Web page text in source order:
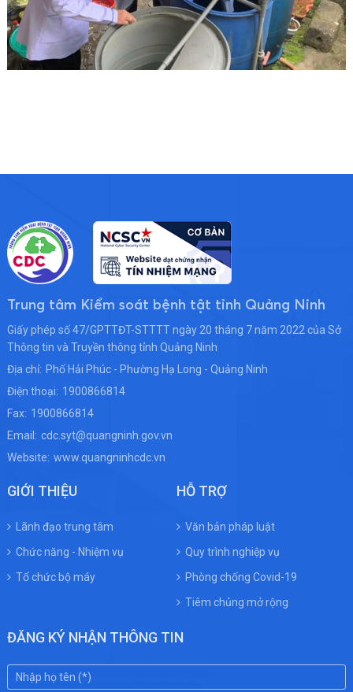
Trung tâm Kiểm soát bệnh tật tỉnh Quảng Ninh
Giấy phép số 47/GPTTĐT-STTTT ngày 20 tháng 7 năm 2022 của Sở
Thông tin và Truyền thông tỉnh Quảng Ninh
Địa chỉ: Phố Hải Phúc - Phường Hạ Long - Quảng Ninh
Điện thoại: 1900866814
Fax: 1900866814
Email: cdc.syt@quangninh.gov.vn
Website: www.quangninhcdc.vn
GIỚI THIỆU
Lãnh đạo trung tâm
Chức năng - Nhiệm vụ
Tổ chức bộ máy
HỖ TRỢ
Văn bản pháp luật
Quy trình nghiệp vụ
Phòng chống Covid-19
Tiêm chủng mở rộng
ĐĂNG KÝ NHẬN THÔNG TIN